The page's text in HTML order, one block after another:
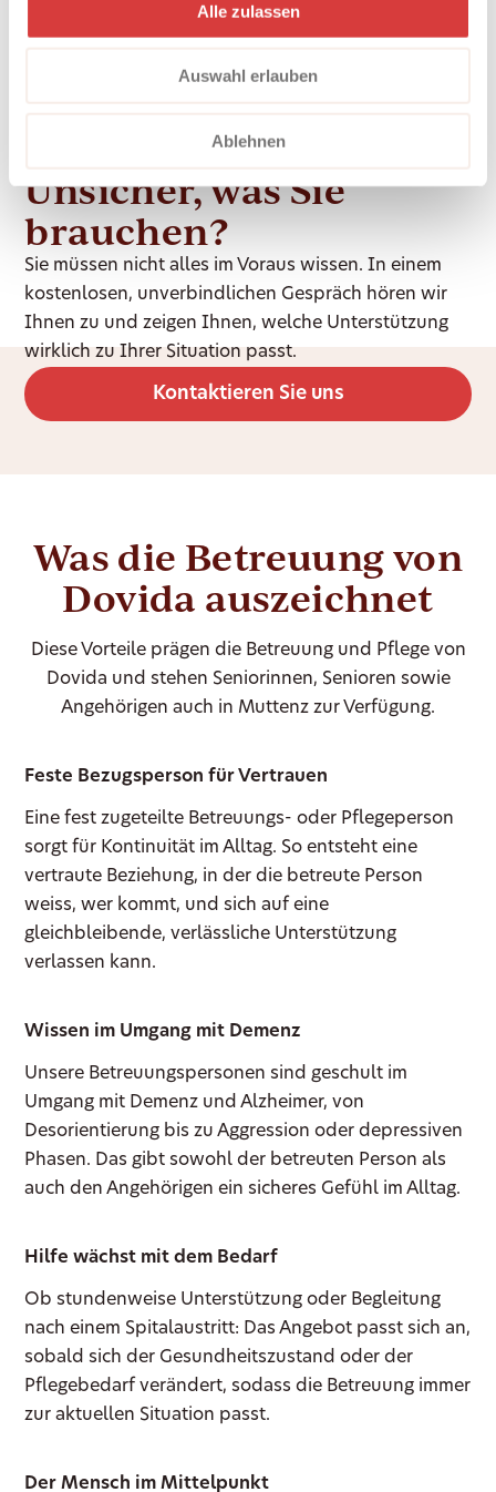
Alle zulassen
Auswahl erlauben
Ablehnen
Unsicher, was Sie
brauchen?
Sie müssen nicht alles im Voraus wissen. In einem
kostenlosen, unverbindlichen Gespräch hören wir
Ihnen zu und zeigen Ihnen, welche Unterstützung
wirklich zu Ihrer Situation passt.
Kontaktieren Sie uns
Was die Betreuung von
Dovida auszeichnet
Diese Vorteile prägen die Betreuung und Pflege von
Dovida und stehen Seniorinnen, Senioren sowie
Angehörigen auch in Muttenz zur Verfügung.
Feste Bezugsperson für Vertrauen
Eine fest zugeteilte Betreuungs- oder Pflegeperson
sorgt für Kontinuität im Alltag. So entsteht eine
vertraute Beziehung, in der die betreute Person
weiss, wer kommt, und sich auf eine
gleichbleibende, verlässliche Unterstützung
verlassen kann.
Wissen im Umgang mit Demenz
Unsere Betreuungspersonen sind geschult im
Umgang mit Demenz und Alzheimer, von
Desorientierung bis zu Aggression oder depressiven
Phasen. Das gibt sowohl der betreuten Person als
auch den Angehörigen ein sicheres Gefühl im Alltag.
Hilfe wächst mit dem Bedarf
Ob stundenweise Unterstützung oder Begleitung
nach einem Spitalaustritt: Das Angebot passt sich an,
sobald sich der Gesundheitszustand oder der
Pflegebedarf verändert, sodass die Betreuung immer
zur aktuellen Situation passt.
Der Mensch im Mittelpunkt